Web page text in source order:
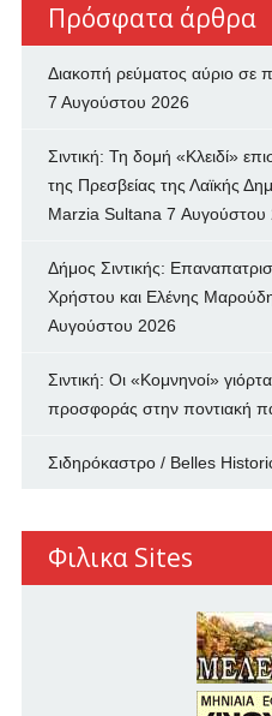
Πρόσφατα άρθρα
Διακοπή ρεύματος αύριο σε
7 Αυγούστου 2026
Σιντική: Τη δομή «Κλειδί»
της Πρεσβείας της Λαϊκής
Marzia Sultana 7 Αυγούστου
Δήμος Σιντικής:
Χρήστου και Ελένης
Αυγούστου 2026
Σιντική: Οι «Κομνηνοί»
προσφοράς στην ποντιακή
Σιδηρόκαστρο / Belles
Φιλικα Sites